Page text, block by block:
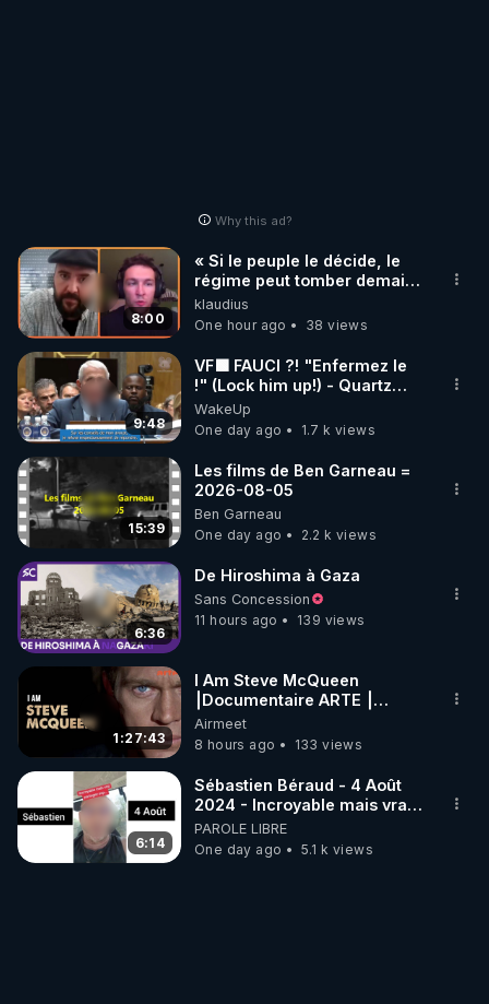
Why this ad?
8:00
« Si le peuple le décide, le
régime peut tomber demain !
»
klaudius
One hour ago
38 views
9:48
VF🟩 FAUCI ?! "Enfermez le
!" (Lock him up!) - Quartz
Traduction
WakeUp
One day ago
1.7 k views
15:39
Les films de Ben Garneau =
2026-08-05
Ben Garneau
One day ago
2.2 k views
6:36
De Hiroshima à Gaza
Sans Concession
11 hours ago
139 views
1:27:43
I Am Steve McQueen
⎮Documentaire ARTE ⎮
Cinema
Airmeet
8 hours ago
133 views
6:14
Sébastien Béraud - 4 Août
2024 - Incroyable mais vrai,
partagez svp...
PAROLE LIBRE
One day ago
5.1 k views